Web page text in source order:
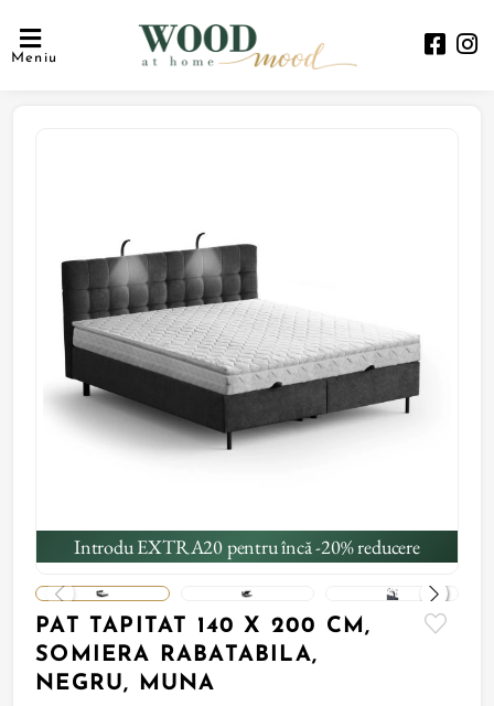
Meniu
Introdu EXTRA20 pentru încă -20% reducere
PAT TAPITAT 140 X 200 CM,
SOMIERA RABATABILA,
NEGRU, MUNA